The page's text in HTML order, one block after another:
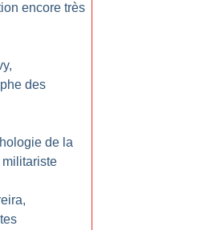
encore très
des
de la